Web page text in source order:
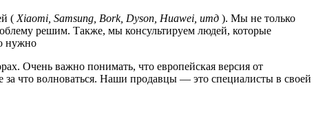
( Xiaomi, Samsung, Bork, Dyson, Huawei, итд ). Мы не только
решим. Также, мы консультируем людей, которые
нужно
Очень важно понимать, что европейская версия от
за что волноваться. Наши продавцы — это специалисты в своей